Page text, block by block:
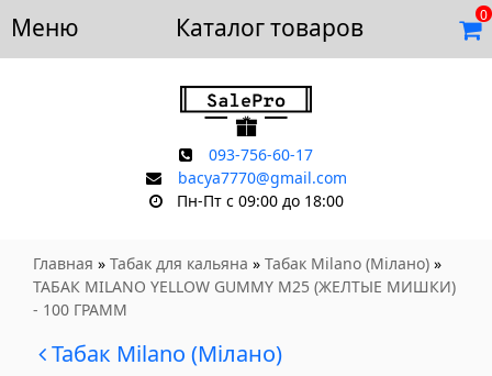
Меню Каталог товаров 0
Доставка и оплата Отзывы Скидки Контакты
093-756-60-17
bacya7770@gmail.com
Пн-Пт с 09:00 до 18:00
Главная » Табак для кальяна » Табак Milano (Мілано) »
ТАБАК MILANO YELLOW GUMMY M25 (ЖЕЛТЫЕ МИШКИ)
- 100 ГРАММ
Табак Milano (Мілано)